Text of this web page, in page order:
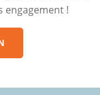
engagement !